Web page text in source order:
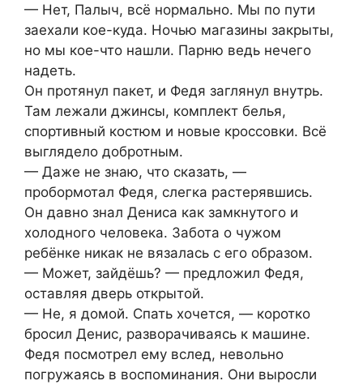
— Нет, Палыч, всё нормально. Мы по пути
заехали кое-куда. Ночью магазины закрыты,
но мы кое-что нашли. Парню ведь нечего
надеть.
Он протянул пакет, и Федя заглянул внутрь.
Там лежали джинсы, комплект белья,
спортивный костюм и новые кроссовки. Всё
выглядело добротным.
— Даже не знаю, что сказать, —
пробормотал Федя, слегка растерявшись.
Он давно знал Дениса как замкнутого и
холодного человека. Забота о чужом
ребёнке никак не вязалась с его образом.
— Может, зайдёшь? — предложил Федя,
оставляя дверь открытой.
— Не, я домой. Спать хочется, — коротко
бросил Денис, разворачиваясь к машине.
Федя посмотрел ему вслед, невольно
погружаясь в воспоминания. Они выросли